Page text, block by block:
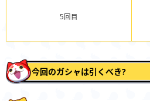
5回目
今回のガシャは引くべき?